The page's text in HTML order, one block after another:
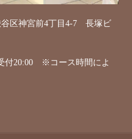
谷区神宮前4丁目4-7 長塚ビ
付20:00 ※コース時間によ